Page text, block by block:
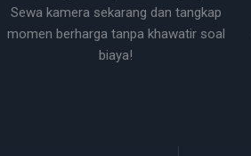
Sewa kamera sekarang dan tangkap
momen berharga tanpa khawatir soal
biaya!